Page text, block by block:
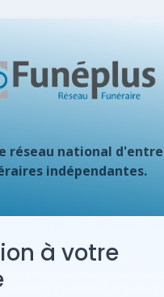
le réseau national
indépendantes.
à votre